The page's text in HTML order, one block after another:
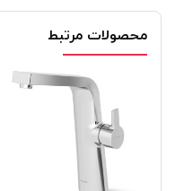
محصولات مرتبط